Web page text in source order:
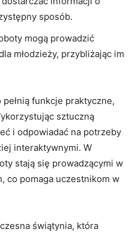
sposób.
mogą prowadzić
młodzieży, przybliżając im
funkcje praktyczne,
sztuczną
i odpowiadać na potrzeby
interaktywnymi. W
stają się prowadzącymi w
co pomaga uczestnikom w
świątynia, która